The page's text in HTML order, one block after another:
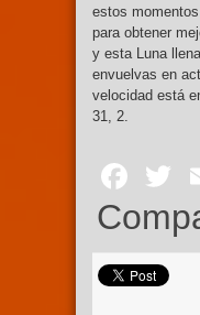
estos
para obtener
y esta Luna
envuelvas en
velocidad está
31, 2.